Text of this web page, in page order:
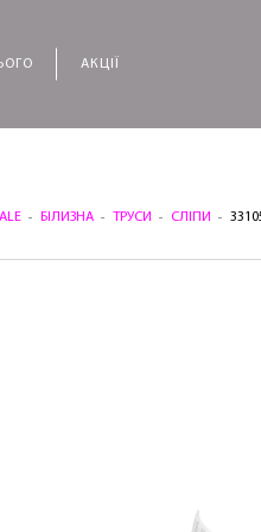
АКЦІЇ
БІЛИЗНА ТРУСИ СЛІПИ